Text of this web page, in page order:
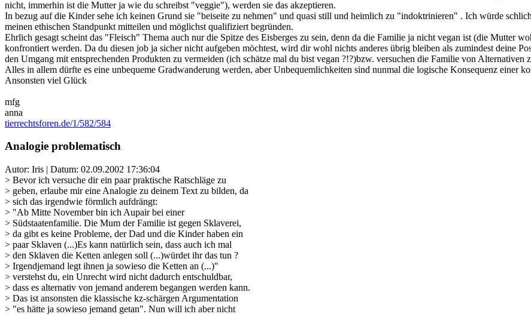
nicht, immerhin ist die Mutter ja wie du schreibst "veggie"), werden sie das akzeptieren.
In bezug auf die Kinder sehe ich keinen Grund sie "beiseite zu nehmen" und quasi still und heimlich zu "indoktrinieren" . Ich würde
meinen ethischen Standpunkt mitteilen und möglichst qualifiziert begründen.
Ehrlich gesagt scheint das "Fleisch" Thema auch nur die Spitze des Eisberges zu sein, denn da die Familie ja nicht vegan ist (die Mutter
konfrontiert werden. Da du diesen job ja sicher nicht aufgeben möchtest, wird dir wohl nichts anderes übrig bleiben als zumindest deine
den Umgang mit entsprechenden Produkten zu vermeiden (ich schätze mal du bist vegan ?!?)bzw. versuchen die Familie von Alternativen
Alles in allem dürfte es eine unbequeme Gradwanderung werden, aber Unbequemlichkeiten sind nunmal die logische Konsequenz einer
Ansonsten viel Glück
mfg
anna
tierrechtsforen.de/1/582/584
Analogie problematisch
Autor: Iris | Datum: 02.09.2002 17:36:04
> Bevor ich versuche dir ein paar praktische Ratschläge zu
> geben, erlaube mir eine Analogie zu deinem Text zu bilden, da
> sich das irgendwie förmlich aufdrängt:
> "Ab Mitte November bin ich Aupair bei einer
> Südstaatenfamilie. Die Mum der Familie ist gegen Sklaverei,
> da gibt es keine Probleme, der Dad und die Kinder haben ein
> paar Sklaven (...)Es kann natürlich sein, dass auch ich mal
> den Sklaven die Ketten anlegen soll (...)würdet ihr das tun ?
> Irgendjemand legt ihnen ja sowieso die Ketten an (...)"
> verstehst du, ein Unrecht wird nicht dadurch entschuldbar,
> dass es alternativ von jemand anderem begangen werden kann.
> Das ist ansonsten die klassische kz-schärgen Argumentation
> "es hätte ja sowieso jemand getan". Nun will ich aber nicht